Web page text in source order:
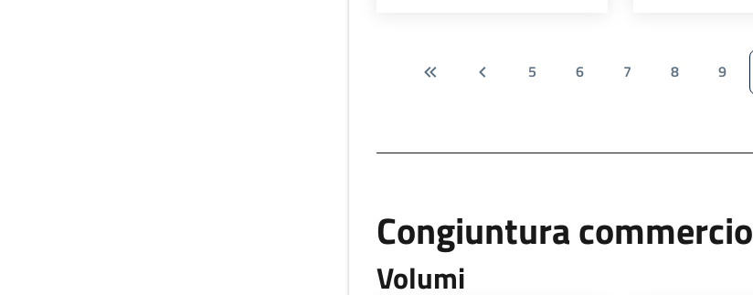
5 6 7 8 9
Congiuntura commercio
Volumi